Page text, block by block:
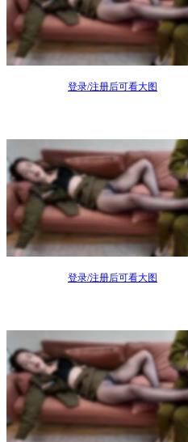
登录/注册后可看大图
登录/注册后可看大图